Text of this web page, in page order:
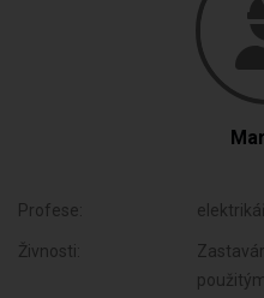
Profese:
Živnosti: